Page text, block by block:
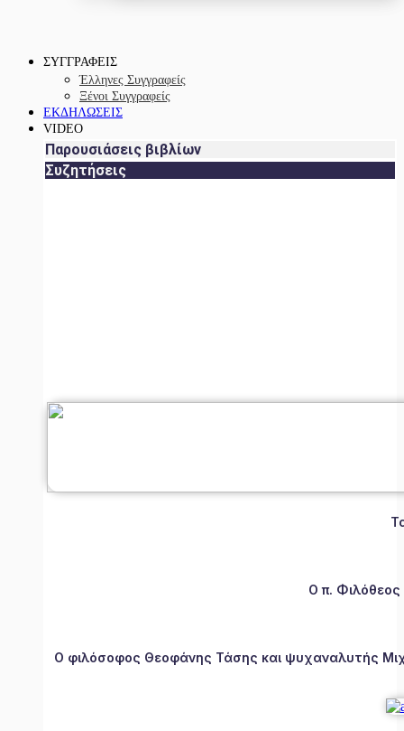
ΣΥΓΓΡΑΦΕΙΣ
Έλληνες Συγγραφείς
Ξένοι Συγγραφείς
ΕΚΔΗΛΩΣΕΙΣ
VIDEO
Παρουσιάσεις βιβλίων
Συζητήσεις
Ο π.
Ο φιλόσοφος Θεοφάνης Τάσης και ψυχαναλυτής